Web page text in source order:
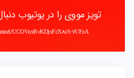
تویز مووی را در یوتیوب
UCOVnxRvKDjxFcX8sS-7UFzA